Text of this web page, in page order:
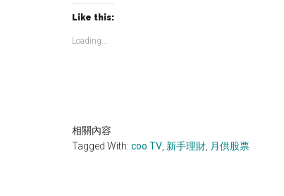
Like this:
Loading...
相關內容
Tagged With: coo TV 新手理財 月供股票